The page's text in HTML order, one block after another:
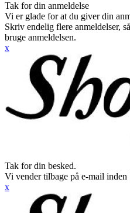
Tak for din anmeldelse
Vi er glade for at du giver din
Skriv endelig flere anmeldelser,
bruge anmeldelsen.
x
Tak for din besked.
Vi vender tilbage på e-mail inden
x